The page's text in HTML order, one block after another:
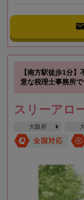
【南方駅徒歩1分
意な税理士事務所
スリーアロ
大阪府
全国対応